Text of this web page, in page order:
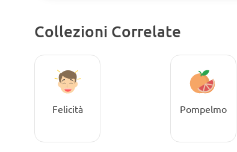
Collezioni Correlate
Felicità Pompelmo